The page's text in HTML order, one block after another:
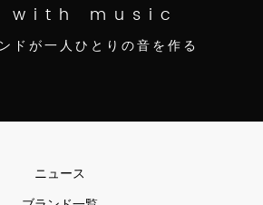
with music
ドが一人ひとりの音を作る
ニュース